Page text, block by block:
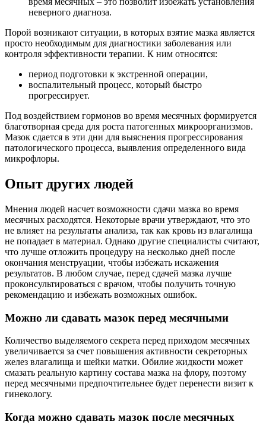
неверного диагноза.
Порой возникают ситуации, в которых взятие мазка является
просто необходимым для диагностики заболевания или
контроля эффективности терапии. К ним относятся:
период подготовки к экстренной операции,
воспалительный процесс, который быстро
прогрессирует.
Под воздействием гормонов во время месячных формируется
благотворная среда для роста патогенных микроорганизмов.
Мазок сдается в эти дни для выяснения прогрессирования
патологического процесса, выявления определенного вида
микрофлоры.
Опыт других людей
Мнения людей насчет возможности сдачи мазка во время
месячных расходятся. Некоторые врачи утверждают, что это
не влияет на результаты анализа, так как кровь из влагалища
не попадает в материал. Однако другие специалисты считают,
что лучше отложить процедуру на несколько дней после
окончания менструации, чтобы избежать искажения
результатов. В любом случае, перед сдачей мазка лучше
проконсультироваться с врачом, чтобы получить точную
рекомендацию и избежать возможных ошибок.
Можно ли сдавать мазок перед месячными
Количество выделяемого секрета перед приходом месячных
увеличивается за счет повышения активности секреторных
желез влагалища и шейки матки. Обилие жидкости может
смазать реальную картину состава мазка на флору, поэтому
перед месячными предпочтительнее будет перенести визит к
гинекологу.
Когда можно сдавать мазок после месячных